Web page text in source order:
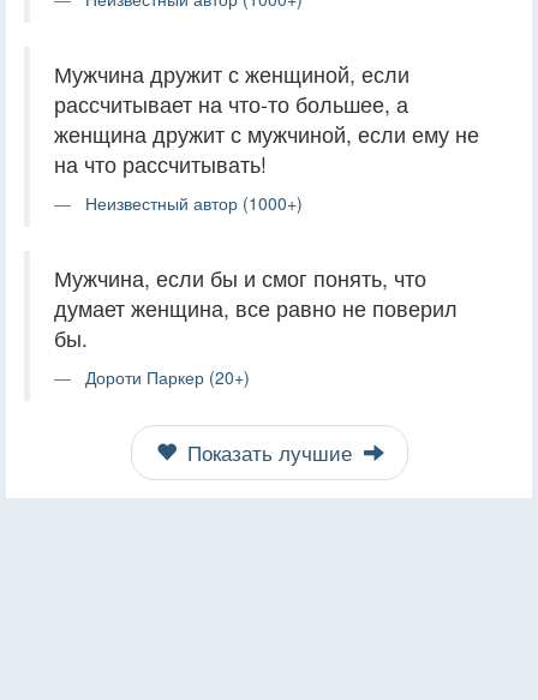
Мужчина дружит с женщиной, если
рассчитывает на что-то большее, а
женщина дружит с мужчиной, если ему не
на что рассчитывать!
Неизвестный автор (1000+)
Мужчина, если бы и смог понять, что
думает женщина, все равно не поверил
бы.
Дороти Паркер (20+)
Показать лучшие